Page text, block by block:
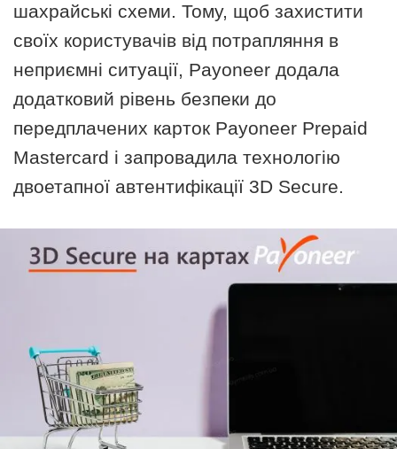
шахрайські схеми. Тому, щоб захистити
своїх користувачів від потрапляння в
неприємні ситуації, Payoneer додала
додатковий рівень безпеки до
передплачених карток Payoneer Prepaid
Mastercard і запровадила технологію
двоетапної автентифікації 3D Secure.